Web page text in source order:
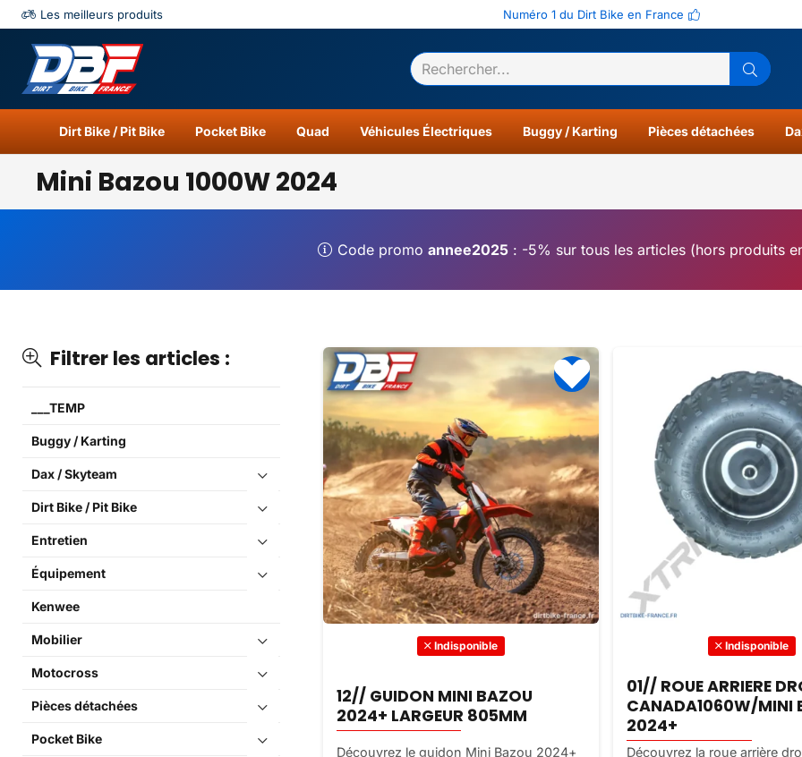
Les meilleurs produits Numéro 1 du Dirt Bike en France
Dirt Bike / Pit Bike Pocket Bike Quad Véhicules Électriques Buggy / Karting Pièces détachées
Mini Bazou 1000W 2024
Code promoannee2025 : -5% sur tous les articles (hors produits
Filtrer les articles :
___TEMP
Buggy / Karting
Dax / Skyteam
Dirt Bike / Pit Bike
Entretien
Équipement
Kenwee
Mobilier
Motocross
Pièces détachées
Pocket Bike
Indisponible
12// GUIDON MINI BAZOU
2024+ LARGEUR 805MM
Découvrez le guidon Mini Bazou 2024+
Indisponible
01// ROUE ARRIERE
CANADA1060W/MINI
2024+
Découvrez la roue arrière
Catégories Résultats 0